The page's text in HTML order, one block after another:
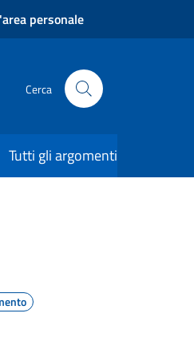
personale
Cerca
Tutti gli argomenti